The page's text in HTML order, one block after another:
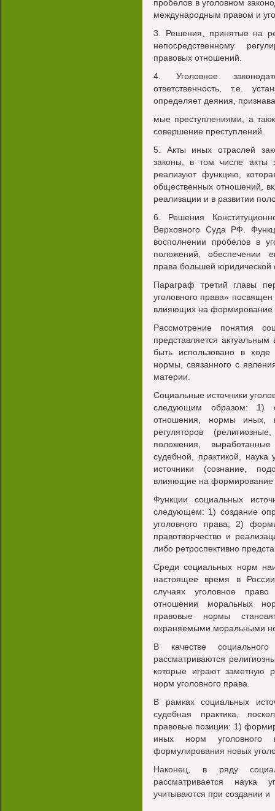
пробелов в уголовном
международным правом и
3. Решения, принятые на
непосредственному
правовых отношений.
4. Уголовное
ответственность, т.е.
определяет деяния,
мые преступлениями, а
совершение преступлений.
5. Акты иных отраслей
законы, в том числе акты
реализуют функцию,
общественных отношений,
реализации и в развитии
6. Решения
Верховного Суда РФ.
восполнении пробелов в
положений, обеспечении
права большей юридической
Параграф третий главы
уголовного права»
влияющих на формирование
Рассмотрение понятия
представляется
быть использовано в ходе
нормы, связанного с
материи.
Социальные источники
следующим образом: 1)
отношения, нормы иных,
регуляторов
положения,
судебной, практикой,
источники (сознание,
влияющие на формирование
Функции социальных
следующем: 1) создание
уголовного права; 2)
правотворчество и
либо ретроспективно
Среди социальных норм
настоящее время в
случаях уголовное
отношении моральных
правовые нормы
охраняемыми моральными
В качестве
рассматриваются
которые играют заметную
норм уголовного права.
В рамках социальных
судебная практика,
правовые позиции: 1)
иных норм
формулирования новых
Наконец, в ряду
рассматривается наука
учитываются при создании и